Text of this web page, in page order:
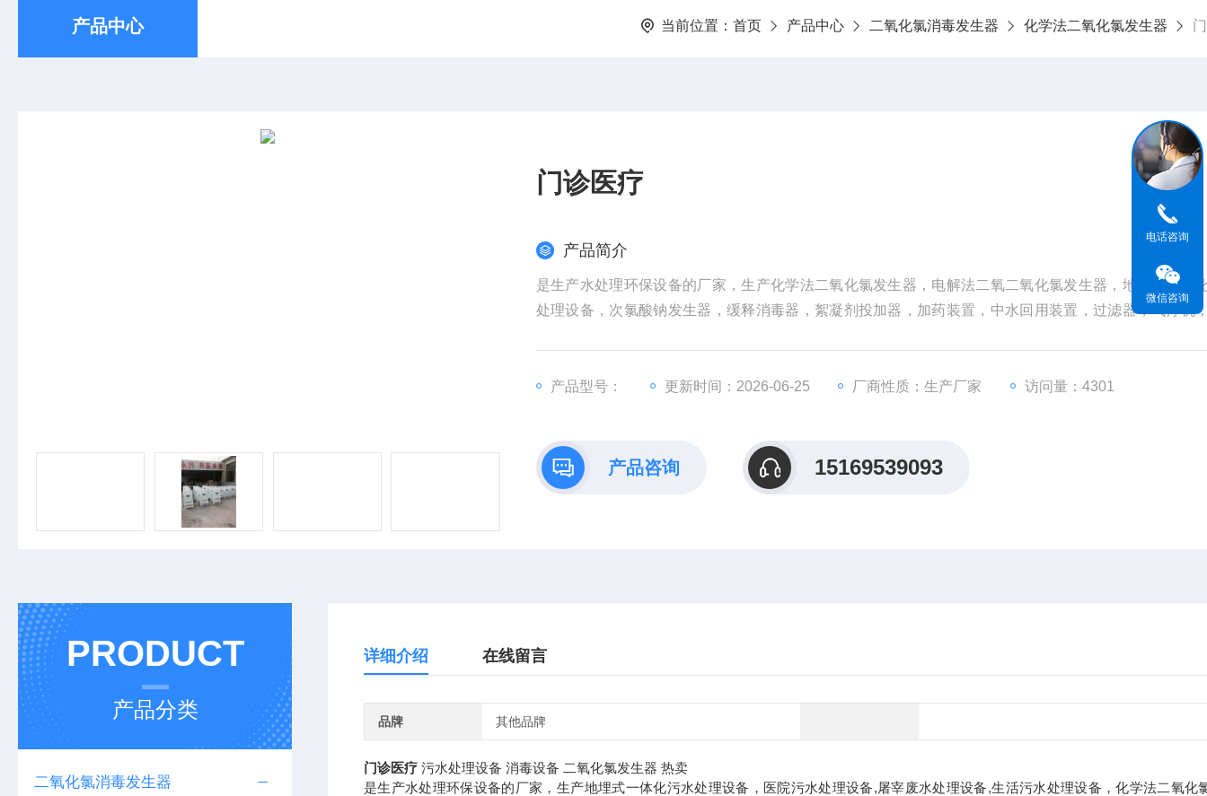
产品中心 当前位置： 首页 产品中心 二氧化氯消毒发生器 化学法二氧化氯发生器
门诊医疗
产品简介
是生产水处理环保设备的厂家，生产化学法二氧化氯发生器，电解法二氧二氧化氯发生器，地埋式一体
处理设备，次氯酸钠发生器，缓释消毒器，絮凝剂投加器，加药装置，中水回用装置，过滤器，气浮机
产品型号：
更新时间：2026-06-25 厂商性质：生产厂家 访问量：4301
产品咨询 15169539093
PRODUCT
产品分类
二氧化氯消毒发生器
详细介绍 在线留言
品牌 其他品牌
门诊医疗 污水处理设备 消毒设备 二氧化氯发生器 热卖
是生产水处理环保设备的厂家，生产地埋式一体化污水处理设备，医院污水处理设备,屠宰废水处理设备,生活污水处理设备，化学法二氧化
电话咨询
微信咨询